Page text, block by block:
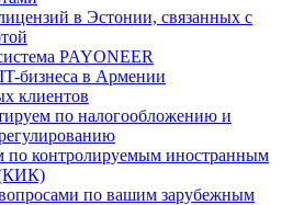
в Эстонии, связанных с
PAYONEER
бизнеса в Армении
клиентов
по налогообложению и
по контролируемым иностранным
по вашим зарубежным